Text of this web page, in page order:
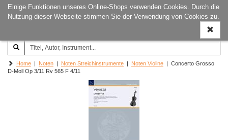
Einige Funktionen unseres Online-Shops verwenden Cookies. Durch die
Nutzung dieser Webseite stimmen Sie der Verwendung von Cookies zu.
ein-/
Joachim‐Trekel‐Musikverlag,
Hamburg
Home | Noten | Noten Streichinstrumente | Noten Violine | Concerto Grosso
D-Moll Op 3/11 Rv 565 F 4/11